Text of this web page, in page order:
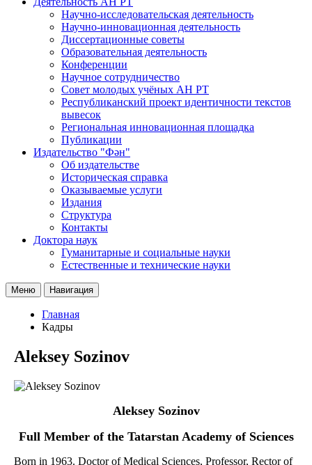
Научно-исследовательская деятельность
Научно-инновационная деятельность
Диссертационные советы
Образовательная деятельность
Конференции
Научное сотрудничество
Совет молодых учёных АН РТ
Республиканский проект идентичности текстов
вывесок
Региональная инновационная площадка
Публикации
Издательство "Фән"
Об издательстве
Историческая справка
Оказываемые услуги
Издания
Структура
Контакты
Доктора наук
Гуманитарные и социальные науки
Естественные и технические науки
Меню Навигация
Главная
Кадры
Aleksey Sozinov
Aleksey Sozinov
Full Member of the Tatarstan Academy of Sciences
Born in 1963. Doctor of Medical Sciences, Professor, Rector of